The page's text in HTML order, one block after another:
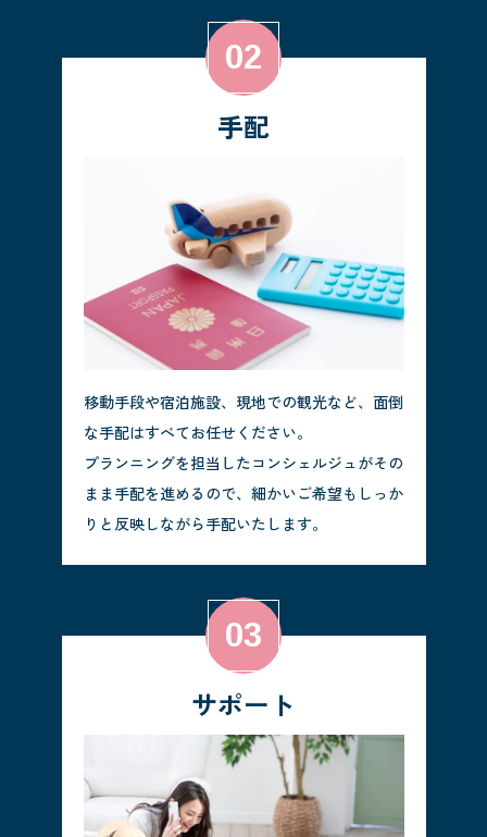
手配
移動手段や宿泊施設、現地での観光など、面倒
な手配はすべてお任せください。
プランニングを担当したコンシェルジュがその
まま手配を進めるので、細かいご希望もしっか
りと反映しながら手配いたします。
サポート